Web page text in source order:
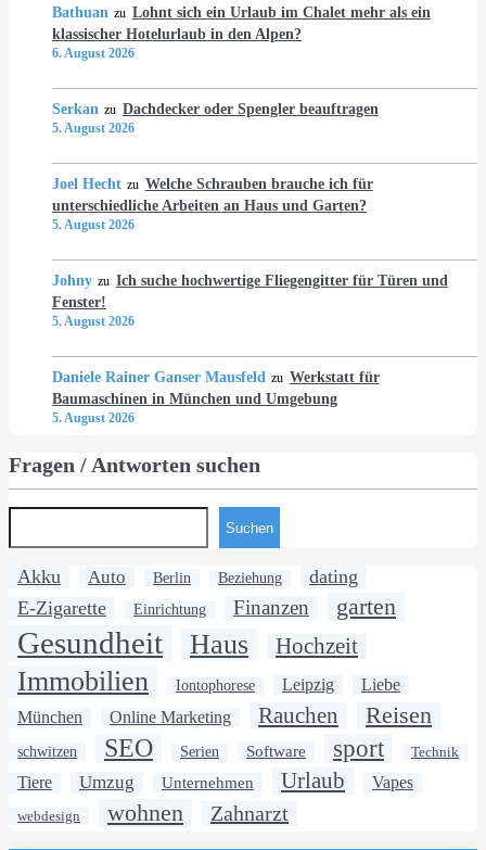
Bathuan zu Lohnt sich ein Urlaub im Chalet mehr als ein
klassischer Hotelurlaub in den Alpen?
6. August 2026
Serkan zu Dachdecker oder Spengler beauftragen
5. August 2026
Joel Hecht zu Welche Schrauben brauche ich für
unterschiedliche Arbeiten an Haus und Garten?
5. August 2026
Johny zu Ich suche hochwertige Fliegengitter für Türen und
Fenster!
5. August 2026
Daniele Rainer Ganser Mausfeld zu Werkstatt für
Baumaschinen in München und Umgebung
5. August 2026
Fragen / Antworten suchen
Suchen
Akku Auto Berlin Beziehung
dating
E-Zigarette
Einrichtung Finanzen garten
Gesundheit Haus Hochzeit
Immobilien Iontophorese Leipzig Liebe
München Online Marketing Rauchen Reisen
schwitzen SEO Serien Software sport Technik
Tiere Umzug Unternehmen Urlaub Vapes
webdesign wohnen Zahnarzt